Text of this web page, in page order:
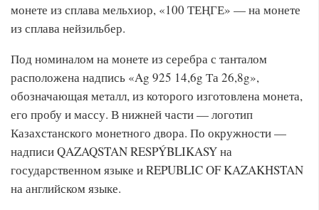
монете из сплава мельхиор, «100 ТЕҢГЕ» — на монете
из сплава нейзильбер.
Под номиналом на монете из серебра с танталом
расположена надпись «Ag 925 14,6g Та 26,8g»,
обозначающая металл, из которого изготовлена монета,
его пробу и массу. В нижней части — логотип
Казахстанского монетного двора. По окружности —
надписи QAZAQSTAN RESPÝBLIKASY на
государственном языке и REPUBLIC OF KAZAKHSTAN
на английском языке.